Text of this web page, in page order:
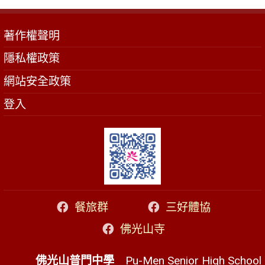
著作權聲明
隱私權政策
網站安全政策
登入
餐旅群
三好體協
佛光山寺
佛光山普門中學 Pu-Men Senior High School